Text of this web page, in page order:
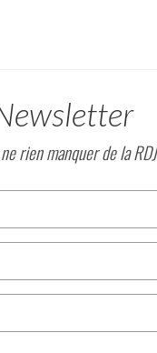
rien manquer de la RDJ